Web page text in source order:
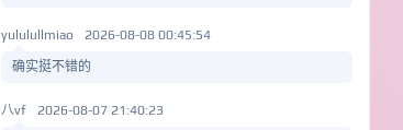
yululullmiao 2026-08-08 00:45:54
确实挺不错的
八vf 2026-08-07 21:40:23